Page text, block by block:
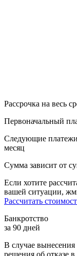
Рассрочка на весь
Первоначальный
Следующие платежи
месяц
Сумма зависит от
Если хотите
вашей ситуации,
Рассчитать
Банкротство
за 90 дней
В случае вынесения
решения об отказе в